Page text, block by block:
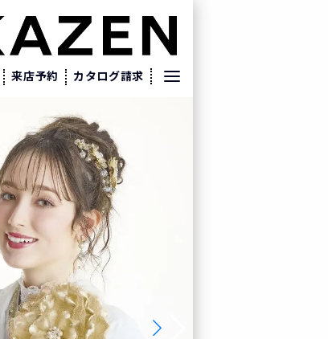
来店予約 カタログ請求
来店予約 カタログ請求